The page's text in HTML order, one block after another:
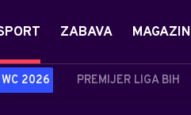
WC 2026 PREMIJER LIGA BIH
ZABAVA MAGAZIN